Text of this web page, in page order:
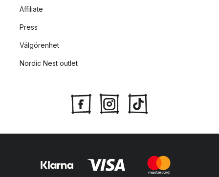
Affiliate
Press
Välgörenhet
Nordic Nest outlet